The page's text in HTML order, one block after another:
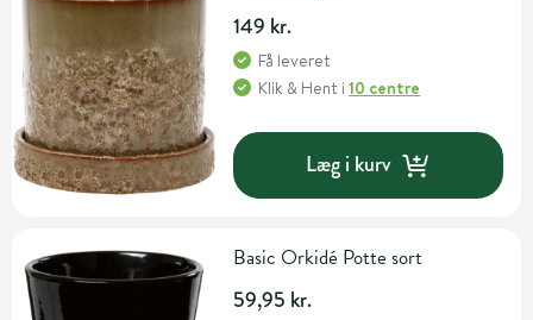
149 kr.
Få leveret
Klik & Hent i10 centre
Læg i kurv
Basic Orkidé Potte sort
59,95 kr.